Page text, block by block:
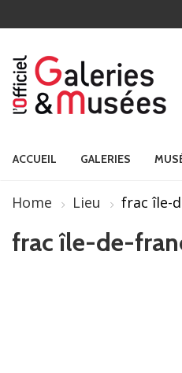
ACCUEIL GALERIES
Home Lieu frac île-
frac île-de-